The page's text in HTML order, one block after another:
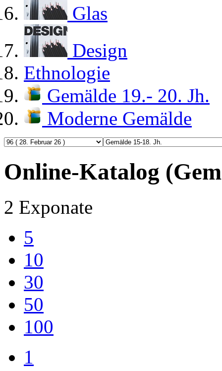
Glas
Design
Ethnologie
Gemälde 19.- 20. Jh.
Moderne Gemälde
Online-Katalog
2 Exponate
5
10
30
50
100
1